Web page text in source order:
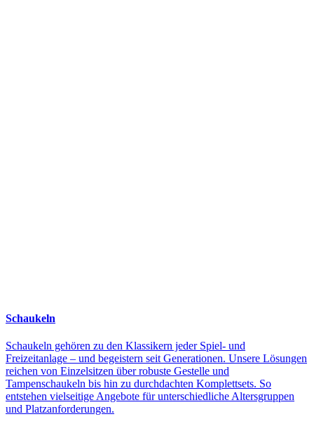
Schaukeln
Schaukeln gehören zu den Klassikern jeder Spiel- und
Freizeitanlage – und begeistern seit Generationen. Unsere Lösungen
reichen von Einzelsitzen über robuste Gestelle und
Tampenschaukeln bis hin zu durchdachten Komplettsets. So
entstehen vielseitige Angebote für unterschiedliche Altersgruppen
und Platzanforderungen.